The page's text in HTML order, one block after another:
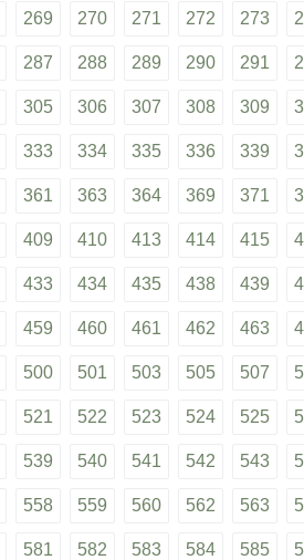
269 270 271 272 273
287 288 289 290 291
305 306 307 308 309
333 334 335 336 339
361 363 364 369 371
409 410 413 414 415
433 434 435 438 439
459 460 461 462 463
500 501 503 505 507
521 522 523 524 525
539 540 541 542 543
558 559 560 562 563
581 582 583 584 585